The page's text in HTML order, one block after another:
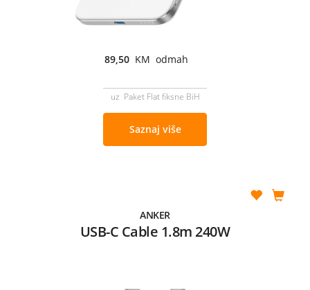
89,50 KM odmah
uz Paket Flat fiksne BiH
Saznaj više
ANKER
USB-C Cable 1.8m 240W